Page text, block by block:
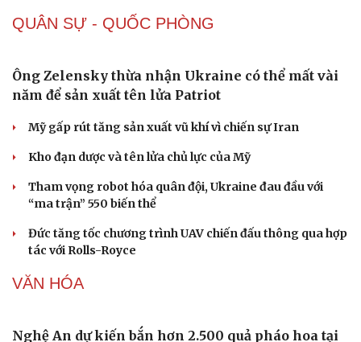
Giá cà phê hôm nay 9/8: Giá cà phê trong nước ở mức
Giá xăng dầu hôm nay 9/8: Giá dầu thế giới tăng nhẹ
Giá xăng dầu hôm nay 8/8: Giá dầu giảm khi có tín hiệu
26.468 đồng/USD
QUÂN SỰ - QUỐC PHÒNG